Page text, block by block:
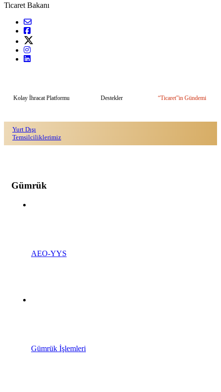
Ticaret Bakanı
Kolay İhracat Platformu Destekler “Ticaret”in Gündemi
Yurt Dışı
Temsilciliklerimiz
Gümrük
AEO-YYS
Gümrük İşlemleri